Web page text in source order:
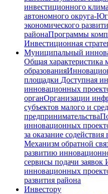
инвестиционного
автономного округа-
экономического
районаПрограммы
Инвестиционная
Муниципальный
Общая характеристика
образования
площадки Доступная
инновационных
органОрганизации
субъектов малого и
предпринимательства
инновационных
за оказание
Механизм обратной
развитию
сервисы подачи заявок
инновационных
развития района
Инвестору